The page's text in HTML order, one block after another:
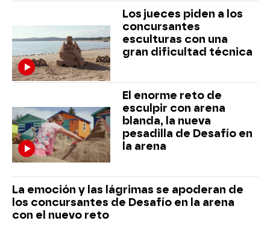
Los jueces piden a los
concursantes
esculturas con una
gran dificultad técnica
El enorme reto de
esculpir con arena
blanda, la nueva
pesadilla de Desafío en
la arena
La emoción y las lágrimas se apoderan de
los concursantes de Desafío en la arena
con el nuevo reto